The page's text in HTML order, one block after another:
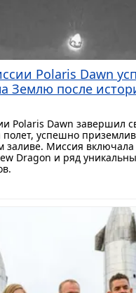
Polaris Dawn
Землю после
Polaris Dawn завершил
успешно
заливе. Миссия
Dragon и ряд